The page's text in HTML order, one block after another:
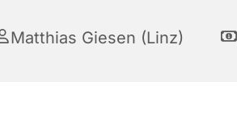
Matthias Giesen (Linz)